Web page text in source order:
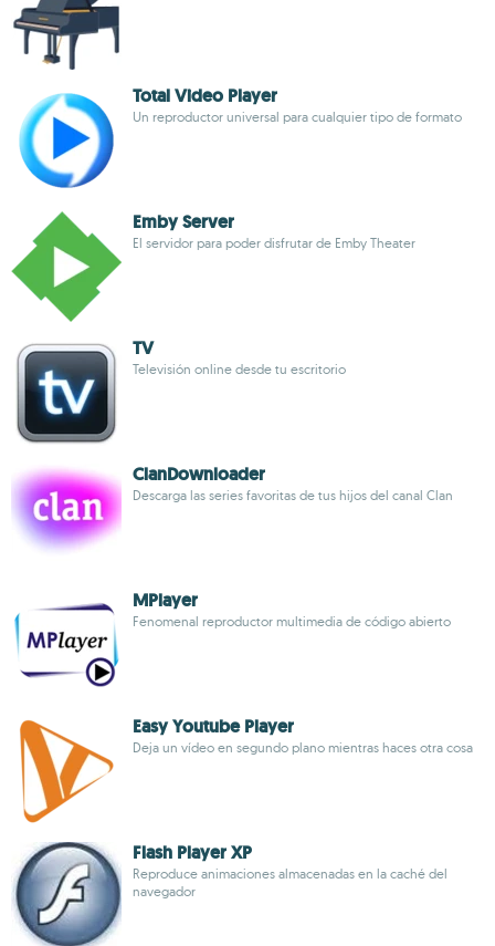
Total Video Player
Un reproductor universal para cualquier tipo de formato
Emby Server
El servidor para poder disfrutar de Emby Theater
TV
Televisión online desde tu escritorio
ClanDownloader
Descarga las series favoritas de tus hijos del canal Clan
MPlayer
Fenomenal reproductor multimedia de código abierto
Easy Youtube Player
Deja un vídeo en segundo plano mientras haces otra cosa
Flash Player XP
Reproduce animaciones almacenadas en la caché del
navegador